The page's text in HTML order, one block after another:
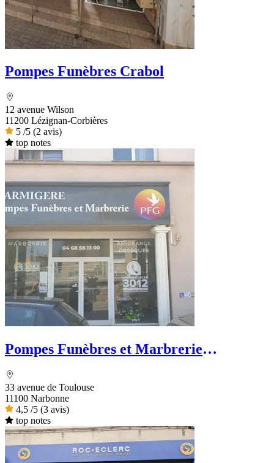
Pompes Funèbres Crabol
12 avenue Wilson
11200 Lézignan-Corbières
5 /5 (2 avis)
top notes
Pompes Funèbres et Marbrerie
33 avenue de Toulouse
11100 Narbonne
4,5 /5 (3 avis)
top notes